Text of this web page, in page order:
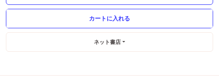
ネット書店